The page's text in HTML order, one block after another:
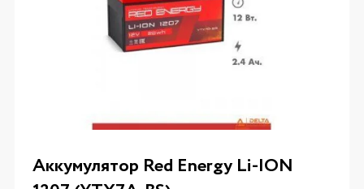
Аккумулятор Red Energy Li-ION